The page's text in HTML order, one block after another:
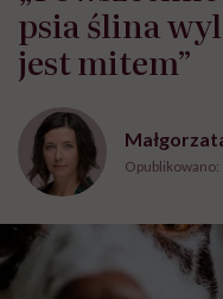
psia ślina
jest mitem”
Opublikowano: